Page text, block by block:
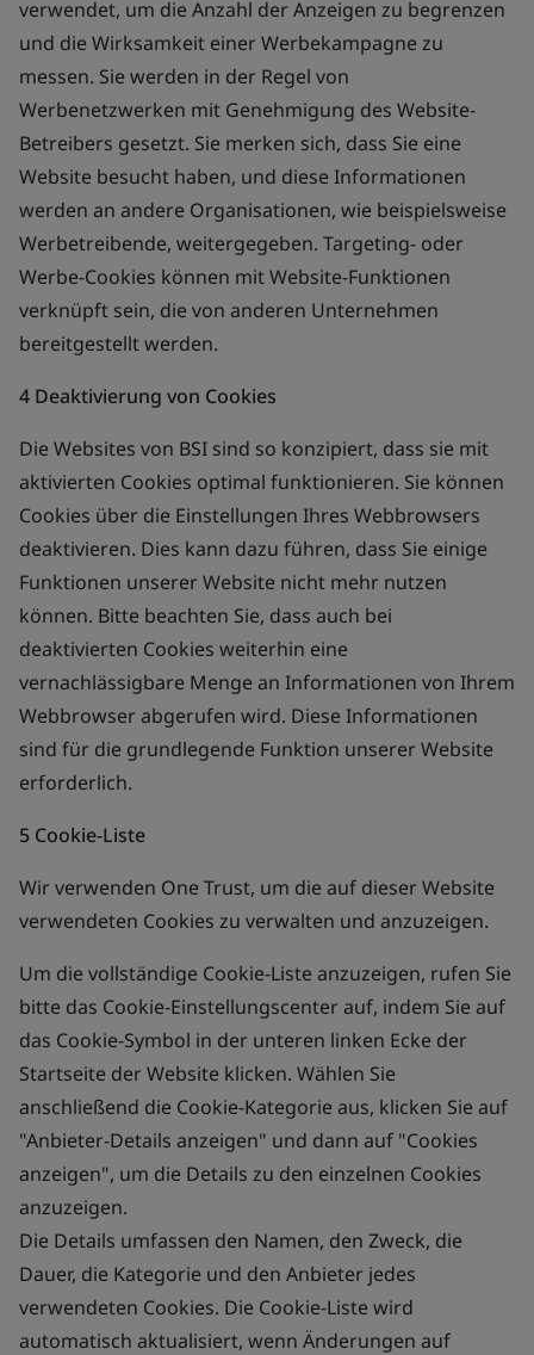
verwendet, um die Anzahl der Anzeigen zu begrenzen
und die Wirksamkeit einer Werbekampagne zu
messen. Sie werden in der Regel von
Werbenetzwerken mit Genehmigung des Website-
Betreibers gesetzt. Sie merken sich, dass Sie eine
Website besucht haben, und diese Informationen
werden an andere Organisationen, wie beispielsweise
Werbetreibende, weitergegeben. Targeting- oder
Werbe-Cookies können mit Website-Funktionen
verknüpft sein, die von anderen Unternehmen
bereitgestellt werden.
4 Deaktivierung von Cookies
Die Websites von BSI sind so konzipiert, dass sie mit
aktivierten Cookies optimal funktionieren. Sie können
Cookies über die Einstellungen Ihres Webbrowsers
deaktivieren. Dies kann dazu führen, dass Sie einige
Funktionen unserer Website nicht mehr nutzen
können. Bitte beachten Sie, dass auch bei
deaktivierten Cookies weiterhin eine
vernachlässigbare Menge an Informationen von Ihrem
Webbrowser abgerufen wird. Diese Informationen
sind für die grundlegende Funktion unserer Website
erforderlich.
5 Cookie-Liste
Wir verwenden One Trust, um die auf dieser Website
verwendeten Cookies zu verwalten und anzuzeigen.
Um die vollständige Cookie-Liste anzuzeigen, rufen Sie
bitte das Cookie-Einstellungscenter auf, indem Sie auf
das Cookie-Symbol in der unteren linken Ecke der
Startseite der Website klicken. Wählen Sie
anschließend die Cookie-Kategorie aus, klicken Sie auf
"Anbieter-Details anzeigen" und dann auf "Cookies
anzeigen", um die Details zu den einzelnen Cookies
anzuzeigen.
Die Details umfassen den Namen, den Zweck, die
Dauer, die Kategorie und den Anbieter jedes
verwendeten Cookies. Die Cookie-Liste wird
automatisch aktualisiert, wenn Änderungen auf